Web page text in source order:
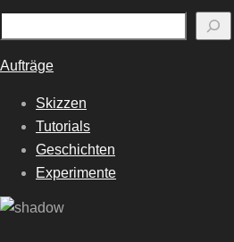
Aufträge
Skizzen
Tutorials
Geschichten
Experimente